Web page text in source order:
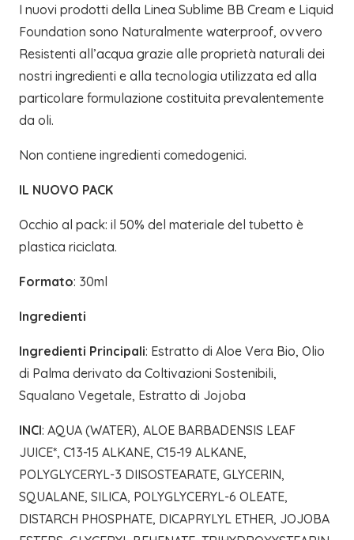
I nuovi prodotti della Linea Sublime BB Cream e Liquid
Foundation sono Naturalmente waterproof, ovvero
Resistenti all’acqua grazie alle proprietà naturali dei
nostri ingredienti e alla tecnologia utilizzata ed alla
particolare formulazione costituita prevalentemente
da oli.
Non contiene ingredienti comedogenici.
IL NUOVO PACK
Occhio al pack: il 50% del materiale del tubetto è
plastica riciclata.
Formato: 30ml
Ingredienti
Ingredienti Principali: Estratto di Aloe Vera Bio, Olio
di Palma derivato da Coltivazioni Sostenibili,
Squalano Vegetale, Estratto di Jojoba
INCI: AQUA (WATER), ALOE BARBADENSIS LEAF
JUICE*, C13-15 ALKANE, C15-19 ALKANE,
POLYGLYCERYL-3 DIISOSTEARATE, GLYCERIN,
SQUALANE, SILICA, POLYGLYCERYL-6 OLEATE,
DISTARCH PHOSPHATE, DICAPRYLYL ETHER, JOJOBA